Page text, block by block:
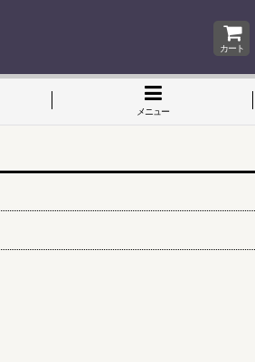
カート
メニュー